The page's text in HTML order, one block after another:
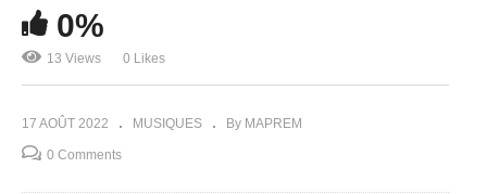
0%
13 Views 0 Likes
17 AOÛT 2022 MUSIQUES By MAPREM
0 Comments